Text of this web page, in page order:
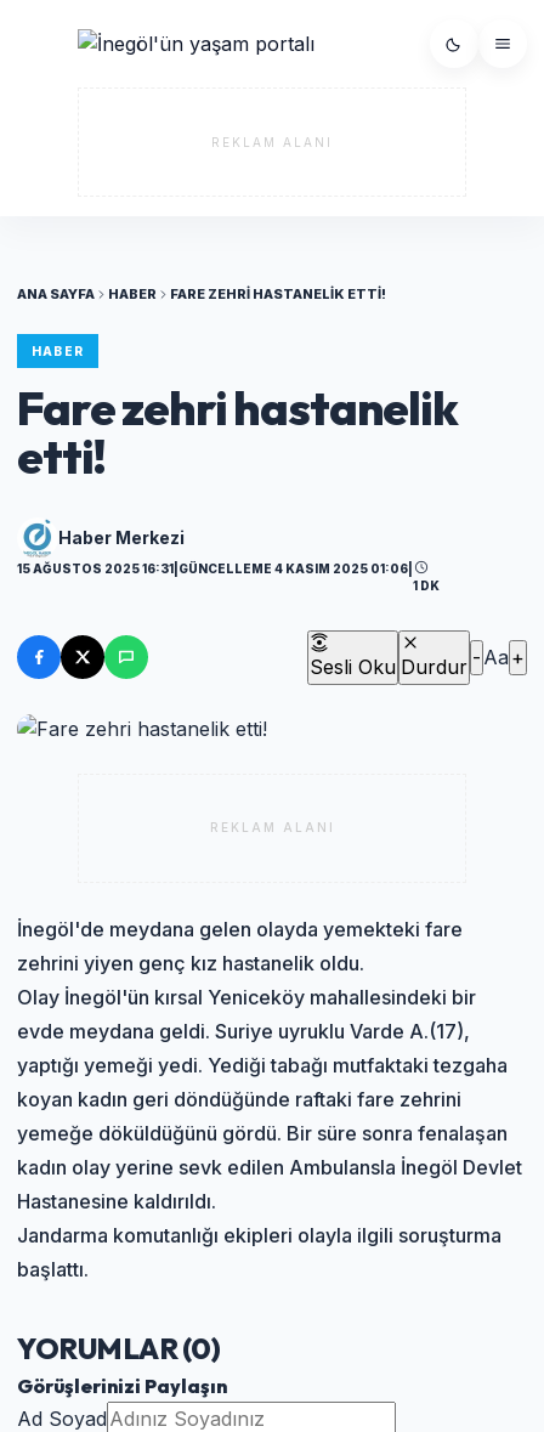
REKLAM ALANI
ANA SAYFA HABER FARE ZEHRI HASTANELIK ETTI!
HABER
Fare zehri hastanelik
etti!
Haber Merkezi
15 AĞUSTOS 2025 16:31 GÜNCELLEME 4 KASIM 2025 01:06
1 DK
Sesli Oku Durdur - Aa+
REKLAM ALANI
İnegöl'de meydana gelen olayda yemekteki fare
zehrini yiyen genç kız hastanelik oldu.
Olay İnegöl'ün kırsal Yeniceköy mahallesindeki bir
evde meydana geldi. Suriye uyruklu Varde A.(17),
yaptığı yemeği yedi. Yediği tabağı mutfaktaki tezgaha
koyan kadın geri döndüğünde raftaki fare zehrini
yemeğe döküldüğünü gördü. Bir süre sonra fenalaşan
kadın olay yerine sevk edilen Ambulansla İnegöl Devlet
Hastanesine kaldırıldı.
Jandarma komutanlığı ekipleri olayla ilgili soruşturma
başlattı.
YORUMLAR (0)
Görüşlerinizi Paylaşın
Ad Soyad